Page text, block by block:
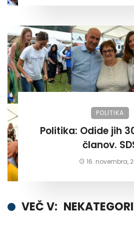
POLITIKA
Politika: Odide jih 30 pride 600
članov.
16. novembra,
VEČ V: